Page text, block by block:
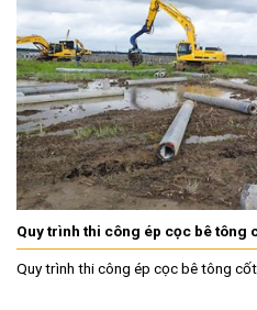
Quy trình thi công ép cọc bê tông
Quy trình thi công ép cọc bê tông cốt